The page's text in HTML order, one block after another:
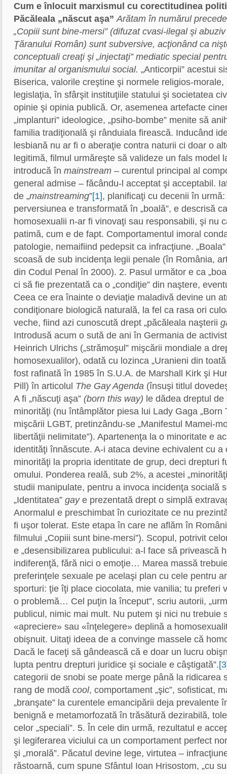
Cum e înlocuit marxismul cu corectitudinea
Păcăleala „născut aşa” Arătam în numărul
„Copiii sunt bine-mersi” (difuzat cvasi-ilegal şi
Ţăranului Român) sunt subversive, acţionând ca
conceptuali creaţi şi „injectaţi” mediatic special
imunitar al organismului social. „Anticorpii” acestui
Biserica, valorile creştine şi normele religios-
legislaţia, în sfârşit instituţiile statului şi societatea
opinie şi opinia publică. Or, asemenea artefacte
„implanturi” ideologice, „psiho-bombe” menite să
familia tradiţională şi rânduiala firească. Inducând
lesbiană nu ar fi o aberaţie contra naturii ci doar o
legitimă, filmul urmăreşte să valideze un fals model
introducă în mainstream – curentul principal al
general admise – făcându-l acceptat şi acceptabil.
de „mainstreaming”[1], planificaţi cu decenii în
perversiunea e transformată în „boală”, e descrisă
homosexualii n-ar fi vinovaţi sau responsabili, şi nu
patimă, cum e de fapt. Comportamentul imoral
patologie, nemaifiind pedepsit ca infracţiune.
scoasă de sub incidenţa legii penale (în România,
din Codul Penal în 2000). 2. Pasul următor e ca
ci să fie prezentată ca o „condiţie” din naştere,
Ceea ce era înainte o deviaţie maladivă devine un
condiţionare biologică naturală, la fel ca rasa ori
veche, fiind azi cunoscută drept „păcăleala naşterii
Introdusă acum o sută de ani în Germania de
Heinrich Ulrichs („strămoşul” mişcării mondiale a
homosexualilor), odată cu lozinca „Uranieni din
fost rafinată în 1985 în S.U.A. de Marshall Kirk şi
Pill) în articolul The Gay Agenda (însuşi titlul
A fi „născuţi aşa” (born this way) le dădea dreptul
minorităţi (nu întâmplător piesa lui Lady Gaga „Born
mişcării LGBT, pretinzându-se „Manifestul Mamei-
libertăţii nelimitate”). Apartenenţa la o minoritate e
identităţi înnăscute. A-i ataca devine echivalent cu a
minorităţi la propria identitate de grup, deci drepturi
omului. Ponderea reală, sub 2%, a acestei
studii manipulate, pentru a invoca incidenţa socială
„Identitatea” gaye prezentată drept o simplă
Anormalul e preschimbat în curiozitate ce nu
fi uşor tolerat. Este etapa în care ne aflăm în
filmului „Copiii sunt bine-mersi”). Scopul, potrivit
e „desensibilizarea publicului: a-l face să privească
indiferenţă, fără nici o emoţie… Marea massă
preferinţele sexuale pe acelaşi plan cu cele pentru
sporturi: ţie îţi place ciocolata, mie vanilia; tu preferi
o problemă… Cel puţin la început”, scriu autorii,
publicul, nimic mai mult. Nu putem şi nici nu trebuie
«apreciere» sau «înţelegere» deplină a
obişnuit. Uitaţi ideea de a convinge massele că
Dacă le faceţi să gândească că e doar un lucru
lupta pentru drepturi juridice şi sociale e câştigată”.
categorii de snobi se poate merge până la ridicarea
rang de modă cool, comportament „şic”, sofisticat,
„branşate” la curentele emancipării deja prevalente
benignă e metamorfozată în trăsătură dezirabilă,
celor „speciali”. 5. În cele din urmă, rezultatul e
şi legiferarea viciului ca un comportament perfect
şi „morală”. Păcatul devine lege, virtutea –
răstoarnă, cum spune Sfântul Ioan Hrisostom, „cu